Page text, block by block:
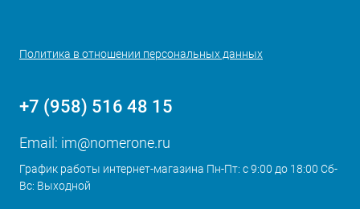
Политика в отношении персональных данных
+7 (958) 516 48 15
Email: im@nomerone.ru
График работы интернет-магазина Пн-Пт: с 9:00 до 18:00 Сб-
Вс: Выходной